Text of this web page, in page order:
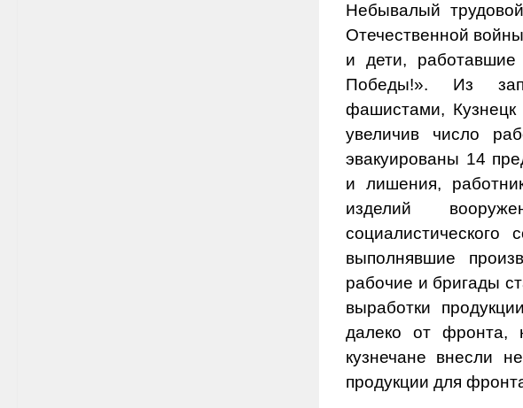
Небывалый
Отечественной
и дети,
Победы!». Из
фашистами, Кузнецк
увеличив число
эвакуированы 14
и лишения,
изделий
выполнявшие
рабочие и бригады
выработки
далеко от фронта,
кузнечане внесли
продукции для